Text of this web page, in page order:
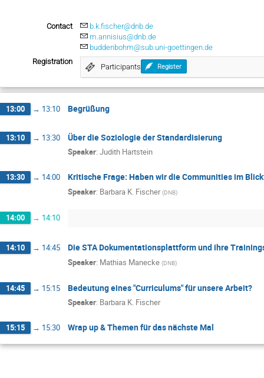
Contact
b.k.fischer@dnb.de
m.annisius@dnb.de
buddenbohm@sub.uni-goettingen.de
Registration
Participants Register
13:00 → 13:10 Begrüßung
13:10 → 13:30 Über die Soziologie der Standardisierung
Speaker: Judith Hartstein
13:30 → 14:00 Kritische Frage: Haben wir die Communities im
Speaker: Barbara K. Fischer (DNB)
14:00 → 14:10
14:10 → 14:45 Die STA Dokumentationsplattform und ihre
Speaker: Mathias Manecke (DNB)
14:45 → 15:15 Bedeutung eines "Curriculums" für unsere Arbeit?
Speaker: Barbara K. Fischer
15:15 → 15:30 Wrap up & Themen für das nächste Mal